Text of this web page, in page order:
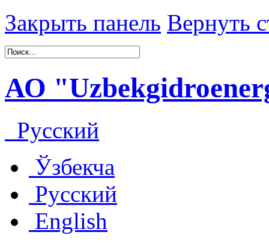
Закрыть панель Вернуть
АО
Русский
Ўзбекча
Русский
English